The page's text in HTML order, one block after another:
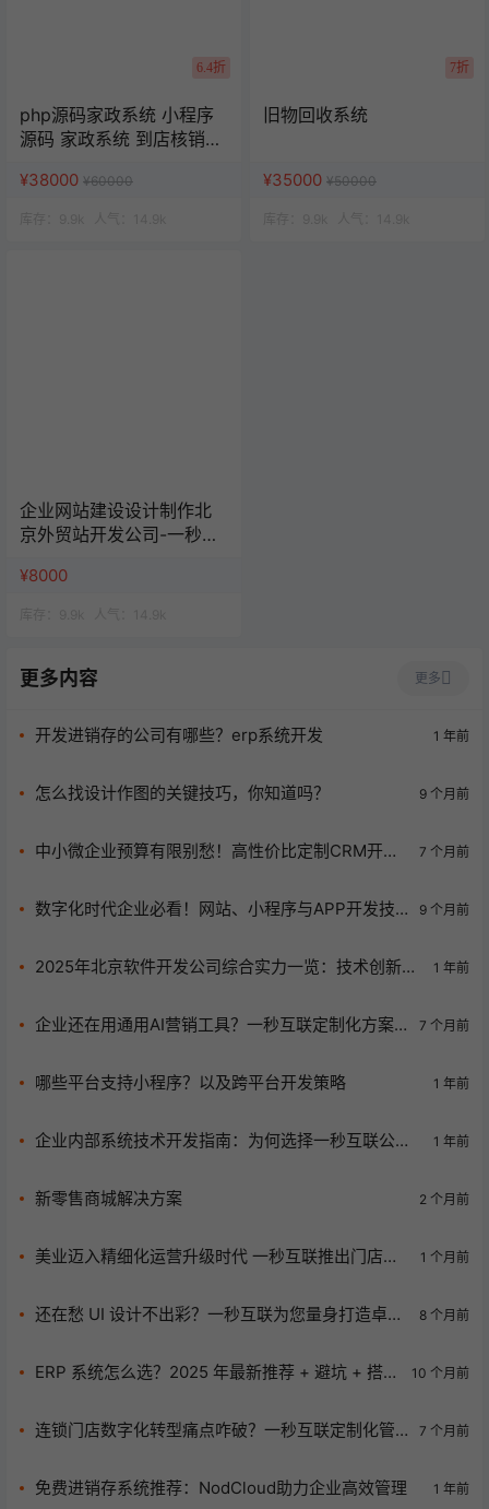
6.4折
php源码家政系统 小程序
源码 家政系统 到店核销系
¥38000 ¥60000
7折
旧物回收系统
¥35000 ¥50000
企业网站建设设计制作北
京外贸站开发公司-一秒云
¥8000
更多内容 更多
开发进销存的公司有哪些？erp系统开发 1 年前
怎么找设计作图的关键技巧，你知道吗？ 9 个月前
中小微企业预算有限别愁！高性价比定制CRM开发
7 个月前
数字化时代企业必看！网站、小程序与APP开发技
9 个月前
2025年北京软件开发公司综合实力一览：技术创新引
1 年前
企业还在用通用AI营销工具？一秒互联定制化方案
7 个月前
哪些平台支持小程序？以及跨平台开发策略 1 年前
企业内部系统技术开发指南：为何选择一秒互联公
1 年前
新零售商城解决方案 2 个月前
美业迈入精细化运营升级时代 一秒互联推出门店全
1 个月前
还在愁 UI 设计不出彩？一秒互联为您量身打造卓越
8 个月前
ERP 系统怎么选？2025 年最新推荐 + 避坑 + 搭建
10 个月前
连锁门店数字化转型痛点咋破？一秒互联定制化管
7 个月前
免费进销存系统推荐：NodCloud助力企业高效管理 1 年前